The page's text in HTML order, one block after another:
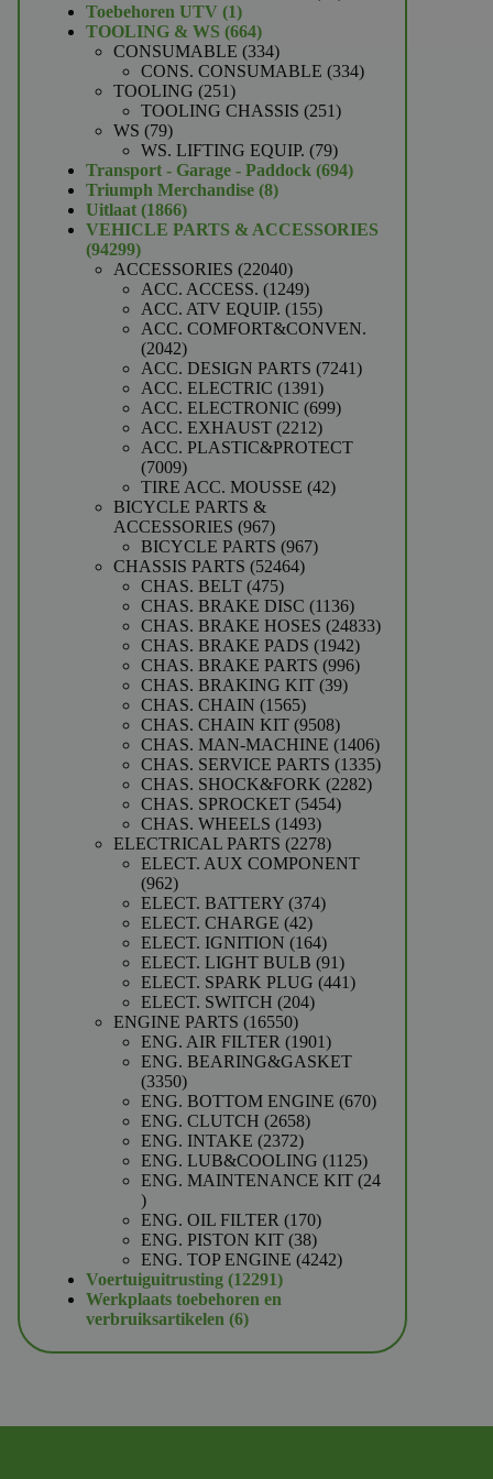
Toebehoren UTV 11
product
TOOLING & WS 664664
producten
CONSUMABLE 334334
producten
CONS. CONSUMABLE 334334
TOOLING 251251
producten
TOOLING CHASSIS 251251
WS 7979
producten
WS. LIFTING EQUIP. 7979
producten
Transport - Garage - Paddock 694694
Triumph Merchandise 88
Uitlaat 18661866
producten
VEHICLE PARTS & ACCESSORIES
9429994299
producten
ACCESSORIES 2204022040
producten
ACC. ACCESS. 12491249
producten
ACC. ATV EQUIP. 155155
producten
ACC. COMFORT&CONVEN.
20422042
producten
ACC. DESIGN PARTS 72417241
ACC. ELECTRIC 13911391
producten
ACC. ELECTRONIC 699699
ACC. EXHAUST 22122212
producten
ACC. PLASTIC&PROTECT
70097009
producten
TIRE ACC. MOUSSE 4242
BICYCLE PARTS &
ACCESSORIES 967967
producten
BICYCLE PARTS 967967
CHASSIS PARTS 5246452464
CHAS. BELT 475475
producten
CHAS. BRAKE DISC 11361136
producten
CHAS. BRAKE HOSES 2483324833
CHAS. BRAKE PADS 19421942
producten
CHAS. BRAKE PARTS 996996
CHAS. BRAKING KIT 3939
CHAS. CHAIN 15651565
producten
CHAS. CHAIN KIT 95089508
producten
CHAS. MAN-MACHINE 14061406
producten
CHAS. SERVICE PARTS 13351335
CHAS. SHOCK&FORK 22822282
CHAS. SPROCKET 54545454
CHAS. WHEELS 14931493
producten
ELECTRICAL PARTS 22782278
producten
ELECT. AUX COMPONENT
962962
producten
ELECT. BATTERY 374374
ELECT. CHARGE 4242
producten
ELECT. IGNITION 164164
producten
ELECT. LIGHT BULB 9191
producten
ELECT. SPARK PLUG 441441
ELECT. SWITCH 204204
ENGINE PARTS 1655016550
producten
ENG. AIR FILTER 19011901
producten
ENG. BEARING&GASKET
33503350
producten
ENG. BOTTOM ENGINE 670670
ENG. CLUTCH 26582658
ENG. INTAKE 23722372
producten
ENG. LUB&COOLING 11251125
producten
ENG. MAINTENANCE KIT 24
24
producten
ENG. OIL FILTER 170170
producten
ENG. PISTON KIT 3838
producten
ENG. TOP ENGINE 42424242
Voertuiguitrusting 1229112291
producten
Werkplaats toebehoren en
verbruiksartikelen 66